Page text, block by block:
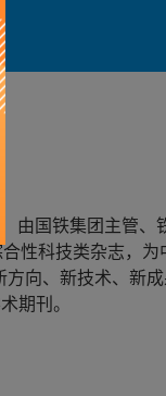
由国铁集团主管、
性科技类杂志，
向、新技术、新
期刊。